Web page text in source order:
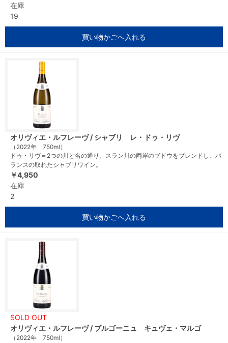
在庫
19
買い物かごへ入れる
オリヴィエ・ルフレーヴ / シャブリ レ・ドゥ・リヴ
（2022年 750ml）
ドゥ・リヴ＝2つの川と名の通り、スラン川の両岸のブドウをブレンドし、バ
ランスの取れたシャブリワイン。
￥4,950
在庫
2
買い物かごへ入れる
SOLD OUT
オリヴィエ・ルフレーヴ / ブルゴーニュ キュヴェ・マルゴ
（2022年 750ml）